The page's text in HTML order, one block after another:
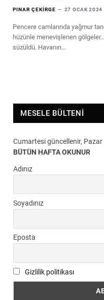
PINAR ÇEKIRGE 27 OCAK 2024
Pencere camlarında yağmur
hüzünle menevişlenen
süzüldü. Havanın…
MESELE BÜLTENI
Cumartesi güncellenir,
BÜTÜN HAFTA OKUNUR
Adınız
Soyadınız
Eposta
Gizlilik politikası